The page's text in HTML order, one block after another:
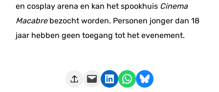
en cosplay arena en kan het spookhuis Cinema
Macabrebezocht worden. Personen jonger dan 18
jaar hebben geen toegang tot het evenement.
Deze pagina e-mailen Delen op LinkedIn Delen via WhatsApp Share on Bluesky